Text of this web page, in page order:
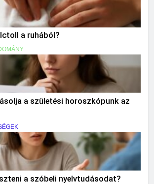
a ruhából?
a születési horoszkópunk az
a szóbeli nyelvtudásodat?